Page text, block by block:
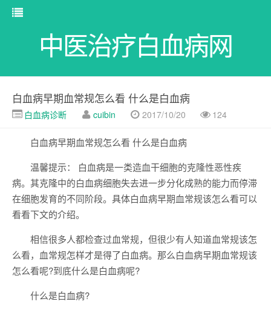
中医治疗白血病网
白血病早期血常规怎么看 什么是白血病
白血病诊断 cuibin 2017/10/20 124
白血病早期血常规怎么看 什么是白血病
温馨提示： 白血病是一类造血干细胞的克隆性恶性疾
病。其克隆中的白血病细胞失去进一步分化成熟的能力而停滞
在细胞发育的不同阶段。具体白血病早期血常规该怎么看可以
看看下文的介绍。
相信很多人都检查过血常规，但很少有人知道血常规该怎
么看，血常规怎样才是得了白血病。那么白血病早期血常规该
怎么看呢?到底什么是白血病呢?
什么是白血病?